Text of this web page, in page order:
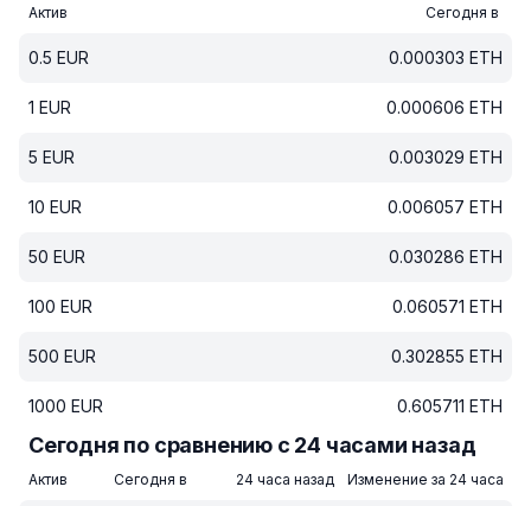
Актив Сегодня в
0.5 EUR 0.000303 ETH
1 EUR 0.000606 ETH
5 EUR 0.003029 ETH
10 EUR 0.006057 ETH
50 EUR 0.030286 ETH
100 EUR 0.060571 ETH
500 EUR 0.302855 ETH
1000 EUR 0.605711 ETH
Сегодня по сравнению с 24 часами назад
Актив Сегодня в 24 часа назад Изменение за 24 часа